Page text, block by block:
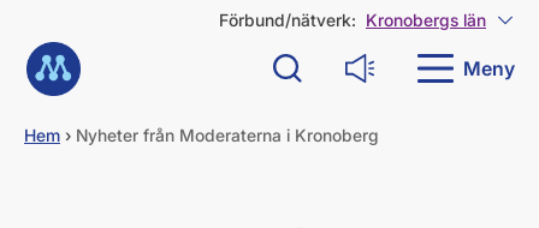
Förbund/nätverk: Kronobergs län
Sök Läs upp Meny
Hem › Nyheter från Moderaterna i Kronoberg